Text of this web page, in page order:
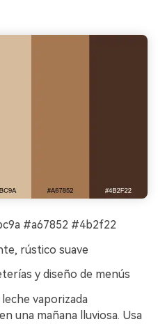
#a67852 #4b2f22
rústico suave
y diseño de menús
vaporizada
una mañana lluviosa. Usa